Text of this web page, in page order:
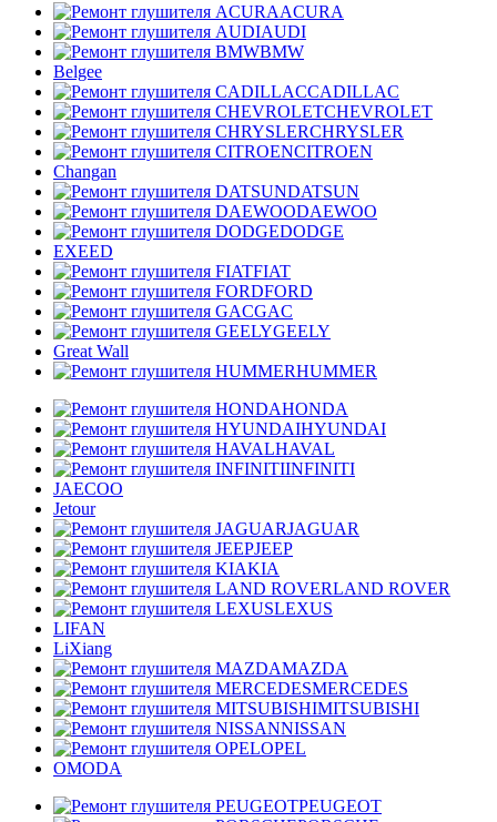
ACURA
AUDI
BMW
Belgee
CADILLAC
CHEVROLET
CHRYSLER
CITROEN
Changan
DATSUN
DAEWOO
DODGE
EXEED
FIAT
FORD
GAC
GEELY
Great Wall
HUMMER
HONDA
HYUNDAI
HAVAL
INFINITI
JAECOO
Jetour
JAGUAR
JEEP
KIA
LAND ROVER
LEXUS
LIFAN
LiXiang
MAZDA
MERCEDES
MITSUBISHI
NISSAN
OPEL
OMODA
PEUGEOT